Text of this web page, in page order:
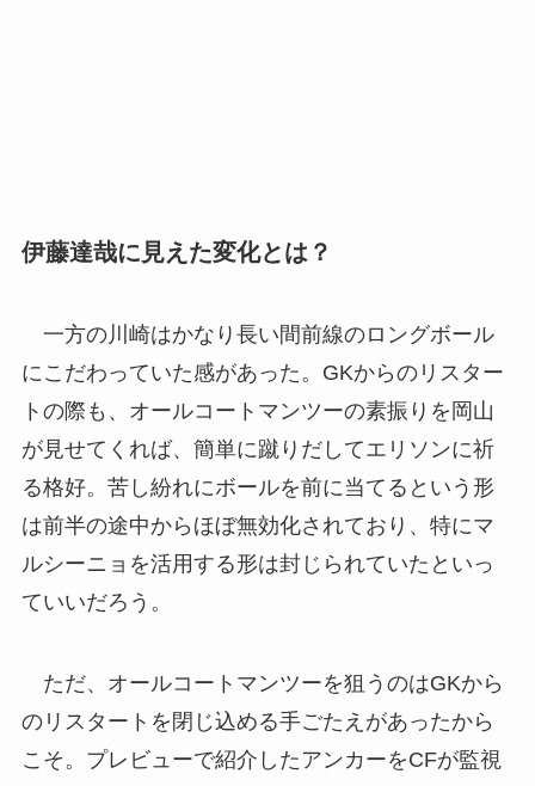
伊藤達哉に見えた変化とは？
一方の川崎はかなり長い間前線のロングボール
にこだわっていた感があった。GKからのリスター
トの際も、オールコートマンツーの素振りを岡山
が見せてくれば、簡単に蹴りだしてエリソンに祈
る格好。苦し紛れにボールを前に当てるという形
は前半の途中からほぼ無効化されており、特にマ
ルシーニョを活用する形は封じられていたといっ
ていいだろう。
ただ、オールコートマンツーを狙うのはGKから
のリスタートを閉じ込める手ごたえがあったから
こそ。プレビューで紹介したアンカーをCFが監視